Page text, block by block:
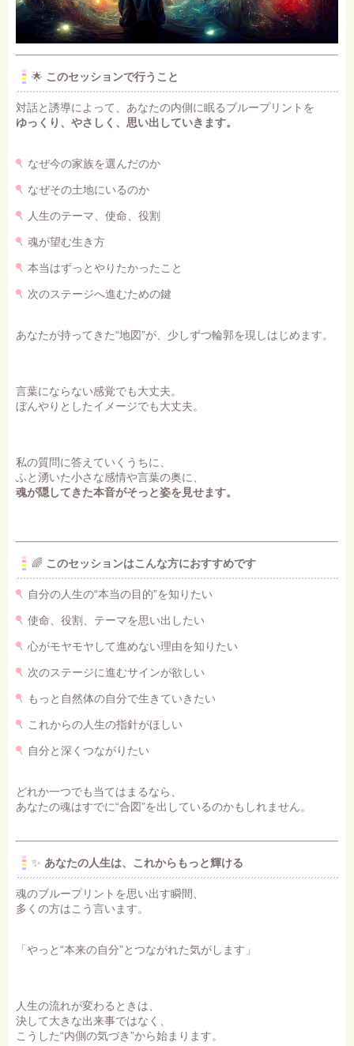
🌟 このセッションで行うこと
対話と誘導によって、あなたの内側に眠るブループリントを
ゆっくり、やさしく、思い出していきます。
なぜ今の家族を選んだのか
なぜその土地にいるのか
人生のテーマ、使命、役割
魂が望む生き方
本当はずっとやりたかったこと
次のステージへ進むための鍵
あなたが持ってきた“地図”が、少しずつ輪郭を現しはじめます。
言葉にならない感覚でも大丈夫。
ぼんやりとしたイメージでも大丈夫。
私の質問に答えていくうちに、
ふと湧いた小さな感情や言葉の奥に、
魂が隠してきた本音がそっと姿を見せます。
🌈 このセッションはこんな方におすすめです
自分の人生の“本当の目的”を知りたい
使命、役割、テーマを思い出したい
心がモヤモヤして進めない理由を知りたい
次のステージに進むサインが欲しい
もっと自然体の自分で生きていきたい
これからの人生の指針がほしい
自分と深くつながりたい
どれか一つでも当てはまるなら、
あなたの魂はすでに“合図”を出しているのかもしれません。
✨ あなたの人生は、これからもっと輝ける
魂のブループリントを思い出す瞬間、
多くの方はこう言います。
「やっと“本来の自分”とつながれた気がします」
人生の流れが変わるときは、
決して大きな出来事ではなく、
こうした“内側の気づき”から始まります。